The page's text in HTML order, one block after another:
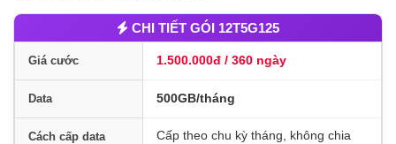
CHI TIẾT GÓI 12T5G125
Giá cước 1.500.000đ / 360 ngày
Data 500GB/tháng
Cách cấp data
Cấp theo chu kỳ tháng, không chia